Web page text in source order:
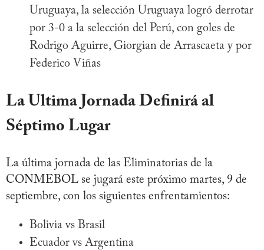
Uruguaya, la selección Uruguaya logró derrotar
por 3-0 a la selección del Perú, con goles de
Rodrigo Aguirre, Giorgian de Arrascaeta y por
Federico Viñas
La Ultima Jornada Definirá al
Séptimo Lugar
La última jornada de las Eliminatorias de la
CONMEBOL se jugará este próximo martes, 9 de
septiembre, con los siguientes enfrentamientos:
Bolivia vs Brasil
Ecuador vs Argentina